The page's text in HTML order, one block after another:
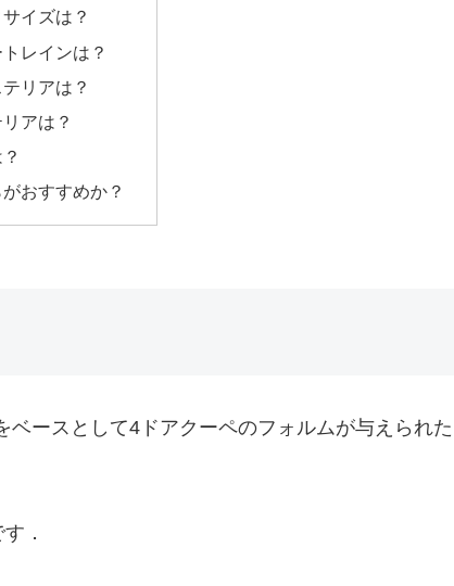
イズは？
レインは？
リアは？
アは？
おすすめか？
ースとして4ドアクーペのフォルムが与えられた
．